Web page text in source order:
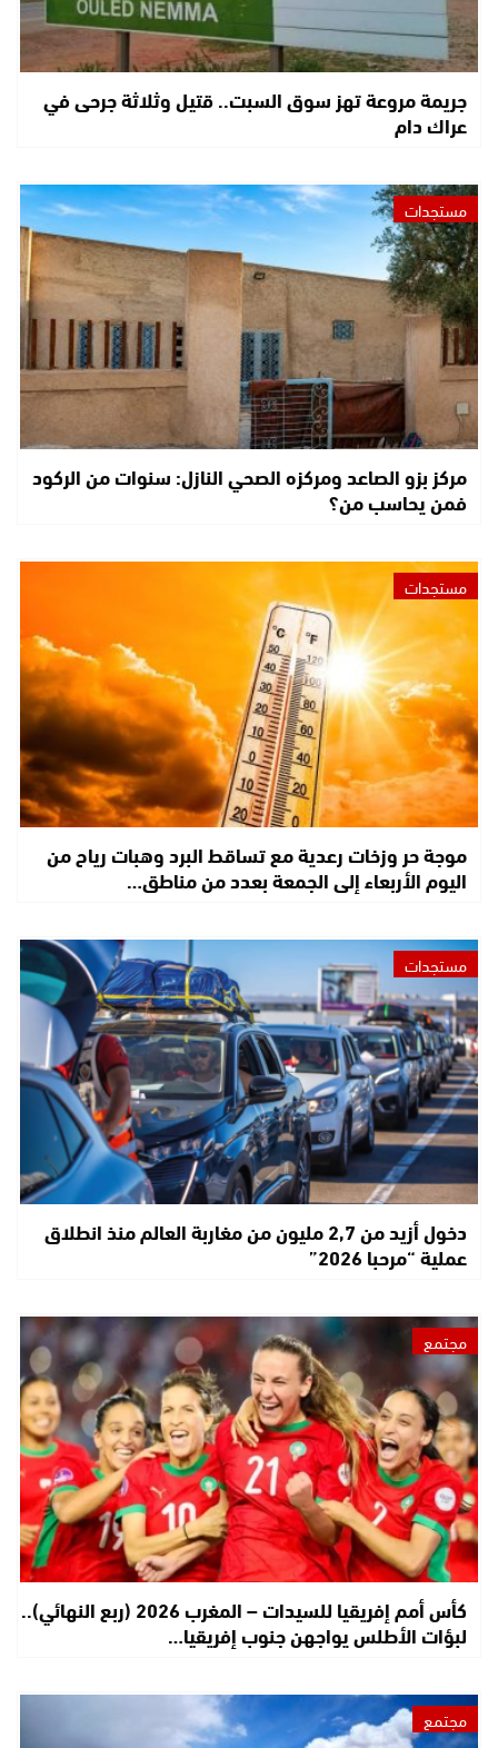
جريمة مروعة تهز سوق السبت.. قتيل وثلاثة جرحى في
عراك دام
مستجدات
مركز بزو الصاعد ومركزه الصحي النازل: سنوات من الركود
فمن يحاسب من؟
مستجدات
موجة حر وزخات رعدية مع تساقط البرد وهبات رياح من
اليوم الأربعاء إلى الجمعة بعدد من مناطق…
مستجدات
دخول أزيد من 2,7 مليون من مغاربة العالم منذ انطلاق
عملية “مرحبا 2026”
مجتمع
كأس أمم إفريقيا للسيدات – المغرب 2026 (ربع النهائي)..
لبؤات الأطلس يواجهن جنوب إفريقيا…
مجتمع